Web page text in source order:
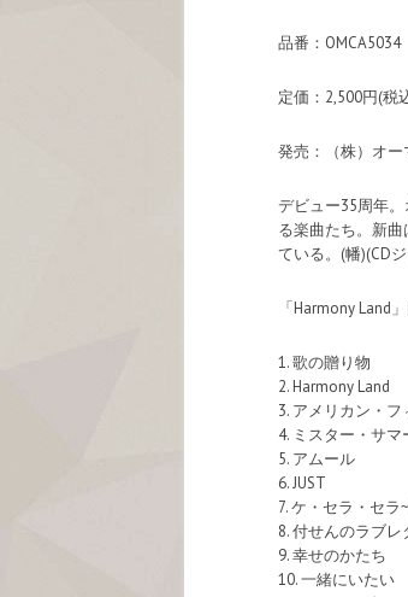
品番：OMCA5034
定価：2,500円(税
発売：（株）オー
デビュー35周年
る楽曲たち。新
ている。(幡)(CD
「Harmony Land
1. 歌の贈り物
2. Harmony Land
3. アメリカン・
4. ミスター・サマ
5. アムール
6. JUST
7. ケ・セラ・セ
8. 付せんのラブレ
9. 幸せのかたち
10. 一緒にいたい